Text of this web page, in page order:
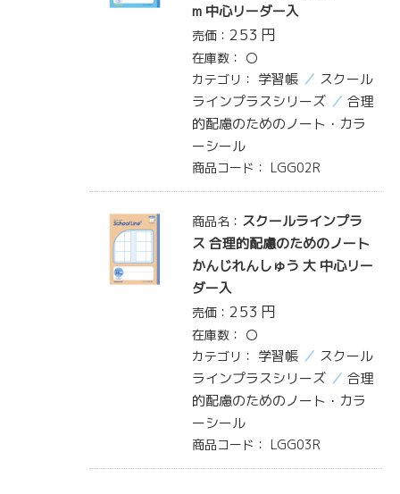
m 中心リーダー入
売価： 253 円
在庫数： 〇
カテゴリ： 学習帳
スクール
ラインプラスシリーズ
合理
的配慮のためのノート・カラ
ーシール
商品コード： LGG02R
商品名： スクールラインプラ
ス 合理的配慮のためのノート
かんじれんしゅう 大 中心リー
ダー入
売価： 253 円
在庫数： 〇
カテゴリ： 学習帳
スクール
ラインプラスシリーズ
合理
的配慮のためのノート・カラ
ーシール
商品コード： LGG03R